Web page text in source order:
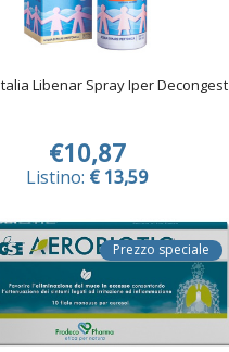
Libenar Spray Iper Decongest
€10,87
Listino: € 13,59
Prezzo speciale